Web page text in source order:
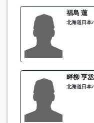
福島 蓮
北海道日本
畔柳 亨丞
北海道日本